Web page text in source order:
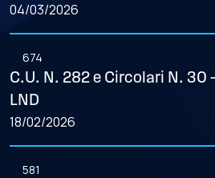
04/03/2026
674
C.U. N. 282 e Circolari N. 30
LND
18/02/2026
581